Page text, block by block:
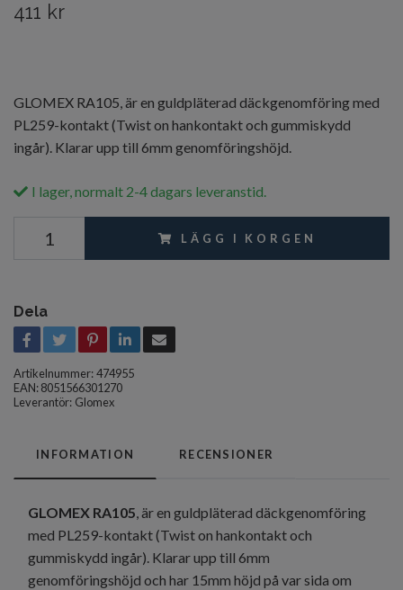
411 kr
GLOMEX RA105, är en guldpläterad däckgenomföring med
PL259-kontakt (Twist on hankontakt och gummiskydd
ingår). Klarar upp till 6mm genomföringshöjd.
I lager, normalt 2-4 dagars leveranstid.
LÄGG I KORGEN
Dela
Artikelnummer:474955
EAN: 8051566301270
Leverantör: Glomex
INFORMATION RECENSIONER
GLOMEX RA105, är en guldpläterad däckgenomföring
med PL259-kontakt (Twist on hankontakt och
gummiskydd ingår). Klarar upp till 6mm
genomföringshöjd och har 15mm höjd på var sida om